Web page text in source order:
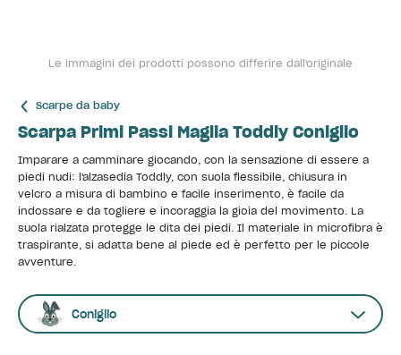
Le immagini dei prodotti possono differire dall'originale
Scarpe da baby
Scarpa Primi Passi Maglia Toddly Coniglio
Imparare a camminare giocando, con la sensazione di essere a
piedi nudi: l'alzasedia Toddly, con suola flessibile, chiusura in
velcro a misura di bambino e facile inserimento, è facile da
indossare e da togliere e incoraggia la gioia del movimento. La
suola rialzata protegge le dita dei piedi. Il materiale in microfibra è
traspirante, si adatta bene al piede ed è perfetto per le piccole
avventure.
Coniglio